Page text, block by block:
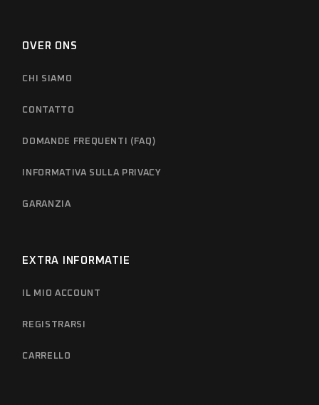
OVER ONS
CHI SIAMO
CONTATTO
DOMANDE FREQUENTI (FAQ)
INFORMATIVA SULLA PRIVACY
GARANZIA
EXTRA INFORMATIE
IL MIO ACCOUNT
REGISTRARSI
CARRELLO